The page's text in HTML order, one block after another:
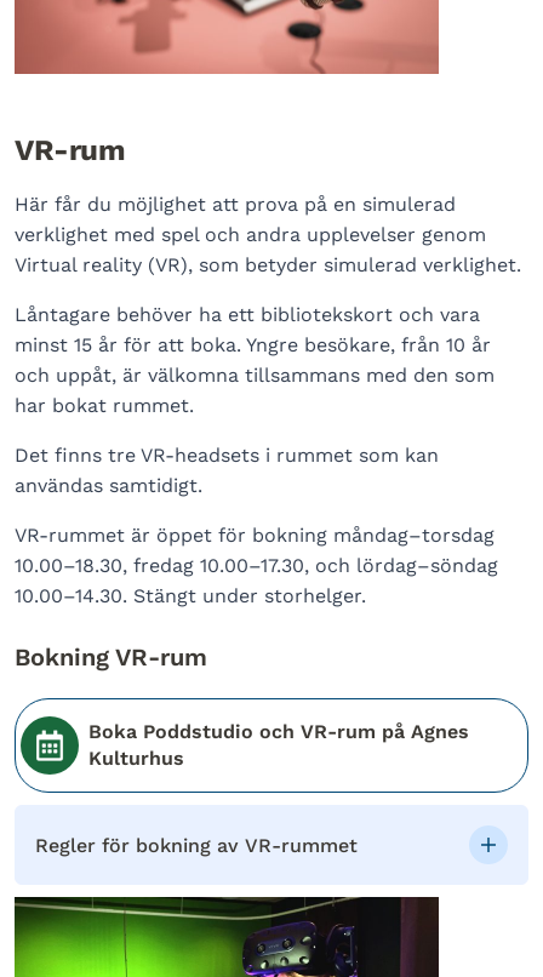
VR-rum
Här får du möjlighet att prova på en simulerad
verklighet med spel och andra upplevelser genom
Virtual reality (VR), som betyder simulerad verklighet.
Låntagare behöver ha ett bibliotekskort och vara
minst 15 år för att boka. Yngre besökare, från 10 år
och uppåt, är välkomna tillsammans med den som
har bokat rummet.
Det finns tre VR-headsets i rummet som kan
användas samtidigt.
VR-rummet är öppet för bokning måndag–torsdag
10.00–18.30, fredag 10.00–17.30, och lördag–söndag
10.00–14.30. Stängt under storhelger.
Bokning VR-rum
Boka Poddstudio och VR-rum på Agnes
Kulturhus
Regler för bokning av VR-rummet